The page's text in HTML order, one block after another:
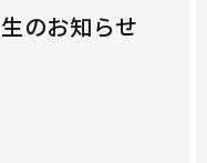
のお知らせ